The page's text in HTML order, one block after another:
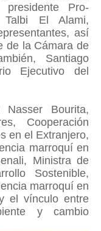
Pro-
El Alami,
así
de la Cámara de
Santiago
Ejecutivo del
Nasser Bourita,
Cooperación
en el Extranjero,
marroquí en
Ministra de
Sostenible,
marroquí en
el vínculo entre
y cambio